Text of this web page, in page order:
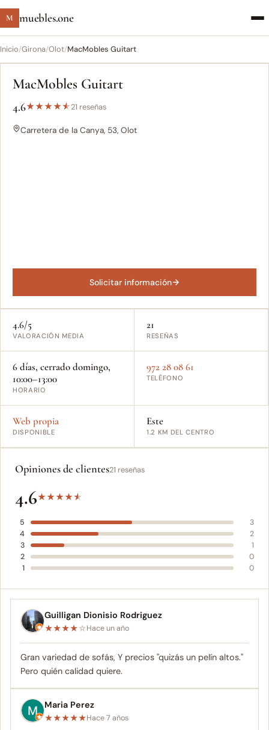
M muebles.one
Inicio/Girona/Olot/MacMobles Guitart
MacMobles Guitart
4.6★★★★★21 reseñas
Carretera de la Canya, 53, Olot
Solicitar información
4.6/5
VALORACIÓN MEDIA
21
RESEÑAS
6 días, cerrado domingo,
10:00–13:00
HORARIO
972 28 08 61
TELÉFONO
Web propia
DISPONIBLE
Este
1.2 KM DEL CENTRO
Opiniones de clientes21 reseñas
4.6★★★★★
5
3
4
2
3
1
2
0
1
0
Guilligan Dionisio Rodriguez
★★★★☆Hace un año
Gran variedad de sofás, Y precios "quizás un pelín altos."
Pero quién calidad quiere.
Maria Perez
★★★★★Hace 7 años